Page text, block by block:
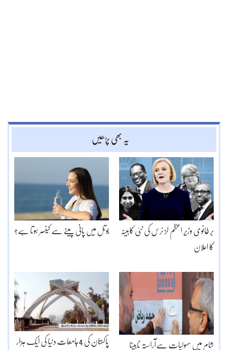
یہ بھی پڑھیں
بوتل میں پانی پینے سے کینسر ہوتا ہے؟ برطانوی وزیر اعظم لز ٹرس کی نئی کابینہ
کا اعلان
پاکستان کی 4جامعات دنیا کی ایک ہزار
شام میں سہولیات سےآراستہ نابینا